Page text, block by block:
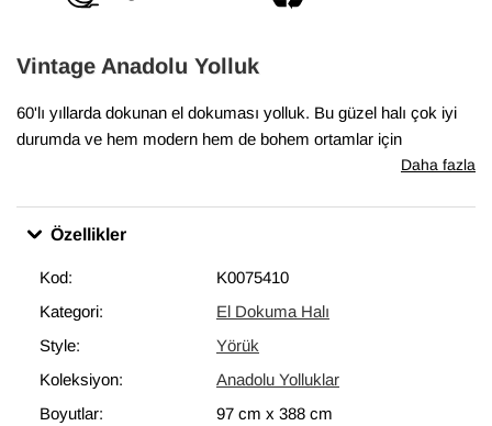
Vintage Anadolu Yolluk
60'lı yıllarda dokunan el dokuması yolluk. Bu güzel halı çok iyi
durumda ve hem modern hem de bohem ortamlar için
Daha fazla
Özellikler
Kod:
K0075410
Kategori:
El Dokuma Halı
Style:
Yörük
Koleksiyon:
Anadolu Yolluklar
Boyutlar:
97 cm x 388 cm